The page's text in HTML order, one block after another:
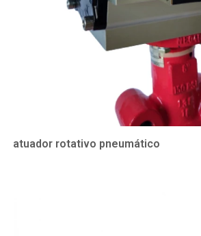
atuador rotativo pneumático